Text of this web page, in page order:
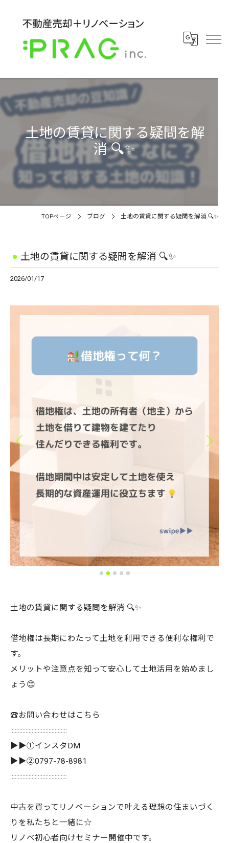
土地の賃貸に関する疑問を解
消 🔍✨
TOPページ ブログ 土地の賃貸に関する疑問を解消 🔍✨
土地の賃貸に関する疑問を解消 🔍✨
2026/01/17
土地の賃貸に関する疑問を解消 🔍✨
借地権は長期にわたって土地を利用できる便利な権利で
す。
メリットや注意点を知って安心して土地活用を始めまし
ょう😊
☎️お問い合わせはこちら
:::::::::::::::::::::::::::::::::::::
▶▶①インスタDM
▶▶②0797-78-8981
:::::::::::::::::::::::::::::::::::::
中古を買ってリノベーションで叶える理想の住まいづく
りを私たちと一緒に☆
リノベ初心者向けセミナー開催中です。